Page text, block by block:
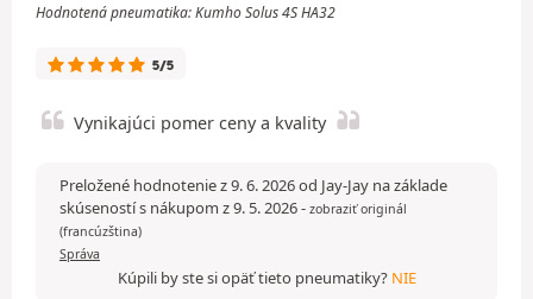
Hodnotená pneumatika: Kumho Solus 4S HA32
5/5
Vynikajúci pomer ceny a kvality
Preložené hodnotenie z 9. 6. 2026 od Jay-Jay na základe
skúseností s nákupom z 9. 5. 2026- zobraziť originál
(francúzština)
Správa
Kúpili by ste si opäť tieto pneumatiky? NIE